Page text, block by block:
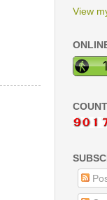
View